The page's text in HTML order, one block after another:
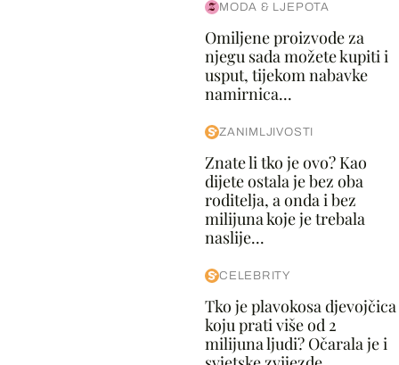
MODA & LJEPOTA
Omiljene proizvode za
njegu sada možete kupiti i
usput, tijekom nabavke
namirnica...
ZANIMLJIVOSTI
Znate li tko je ovo? Kao
dijete ostala je bez oba
roditelja, a onda i bez
milijuna koje je trebala
naslije...
CELEBRITY
Tko je plavokosa djevojčica
koju prati više od 2
milijuna ljudi? Očarala je i